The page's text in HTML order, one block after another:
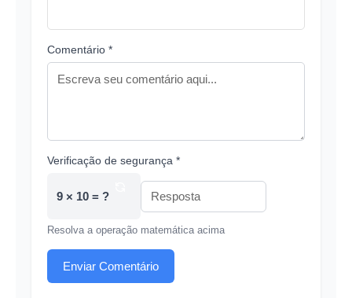
Comentário *
Verificação de segurança *
9 × 10 = ?
Resolva a operação matemática acima
Enviar Comentário